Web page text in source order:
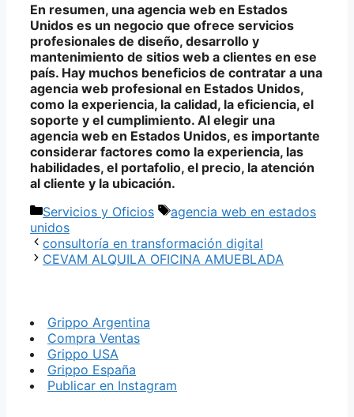
En resumen, una agencia web en Estados
Unidos es un negocio que ofrece servicios
profesionales de diseño, desarrollo y
mantenimiento de sitios web a clientes en ese
país. Hay muchos beneficios de contratar a una
agencia web profesional en Estados Unidos,
como la experiencia, la calidad, la eficiencia, el
soporte y el cumplimiento. Al elegir una
agencia web en Estados Unidos, es importante
considerar factores como la experiencia, las
habilidades, el portafolio, el precio, la atención
al cliente y la ubicación.
Categorías
Servicios y Oficios Etiquetas
agencia web en estados
unidos
consultoría en transformación digital
CEVAM ALQUILA OFICINA AMUEBLADA
Grippo Argentina
Compra Ventas
Grippo USA
Grippo España
Publicar en Instagram